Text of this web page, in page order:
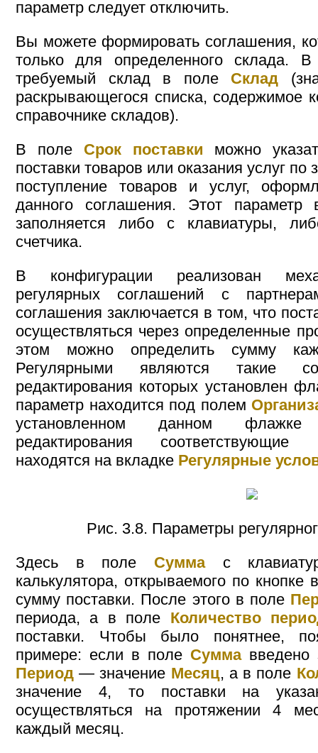
параметр следует отключить.
Вы можете формировать соглашения,
только для определенного склада.
требуемый склад в поле Склад
раскрывающегося списка, содержимое
справочнике складов).
В поле Срок поставки можно
поставки товаров или оказания услуг по
поступление товаров и услуг,
данного соглашения. Этот
заполняется либо с клавиатуры,
счетчика.
В конфигурации реализован
регулярных соглашений с
соглашения заключается в том, что
осуществляться через определенные
этом можно определить сумму
Регулярными являются такие
редактирования которых установлен
параметр находится под полем
установленном данном
редактирования
находятся на вкладке Регулярные
Рис. 3.8. Параметры
Здесь в поле Суммас
калькулятора, открываемого по кнопке
сумму поставки. После этого в поле
периода, а в поле Количество
поставки. Чтобы было понятнее,
примере: если в поле Суммавведено
Период — значение Месяц, а в поле
значение 4, то поставки на
осуществляться на протяжении 4
каждый месяц.